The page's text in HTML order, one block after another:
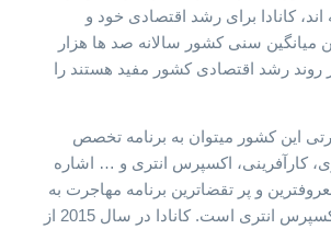
کانادا برای رشد اقتصادی خود و
میانگین سنی کشور سالانه صد ها هزار
روند رشد اقتصادی کشور مفید هستند را
این کشور میتوان به برنامه تخصص
کارآفرینی، اکسپرس انتری و … اشاره
و پر تقضاترین برنامه مهاجرت به
این کشور، برنامه اکسپرس انتری است. کانادا در سال 2015 از